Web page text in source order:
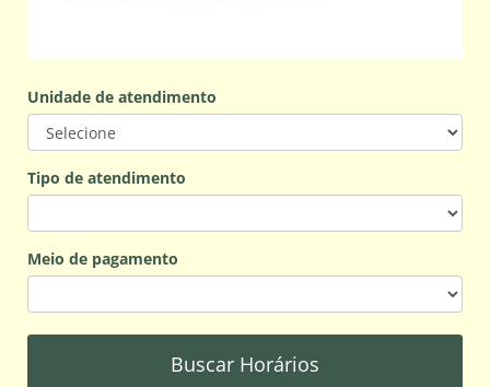
Unidade de atendimento
Tipo de atendimento
Meio de pagamento
Buscar Horários